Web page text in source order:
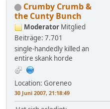
Crumby Crumb &
the Cunty Bunch
Moderator Mitglied
Beiträge: 7.701
single-handedly killed an
entire skank horde
Location: Goreneo
30 Juni 2007, 21:18:49